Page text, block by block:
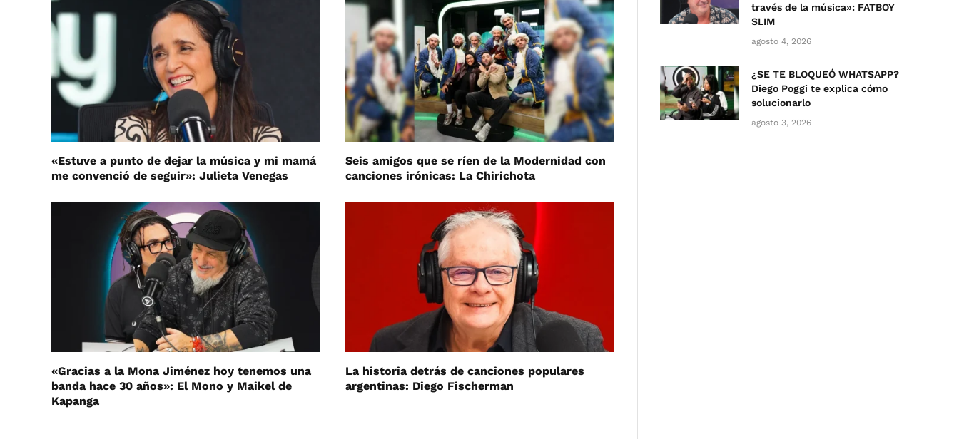
«Estuve a punto de dejar la música y mi mamá
me convenció de seguir»: Julieta Venegas
Seis amigos que se ríen de la Modernidad con
canciones irónicas: La Chirichota
«Gracias a la Mona Jiménez hoy tenemos una
banda hace 30 años»: El Mono y Maikel de
Kapanga
La historia detrás de canciones populares
argentinas: Diego Fischerman
través de la música»: FATBOY
SLIM
agosto 4, 2026
¿SE TE BLOQUEÓ WHATSAPP?
Diego Poggi te explica cómo
solucionarlo
agosto 3, 2026